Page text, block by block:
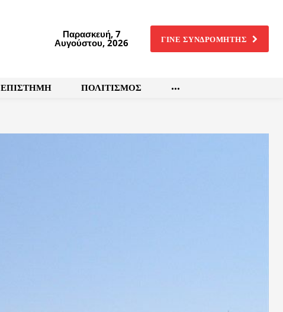
Παρασκευή, 7
Αυγούστου, 2026 ΓΙΝΕ ΣΥΝΔΡΟΜΗΤΗΣ
ΕΠΙΣΤΗΜΗ ΠΟΛΙΤΙΣΜΟΣ